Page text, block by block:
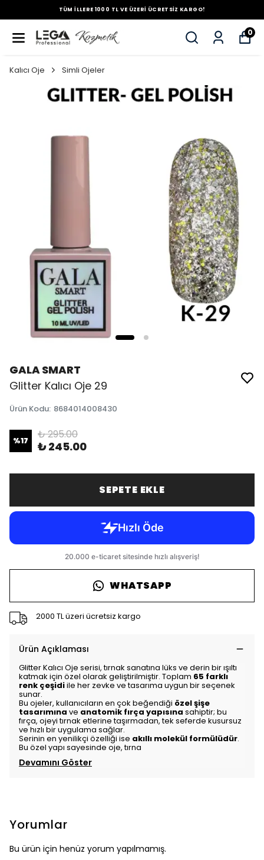
TÜM İLLERE 1000 TL VE ÜZERİ ÜCRETSİZ KARGO!
0
Kalıcı Oje Simli Ojeler
GALA SMART
Glitter Kalıcı Oje 29
Ürün Kodu: 8684014008430
%17 ₺ 295.00
₺ 245.00
SEPETE EKLE
WHATSAPP
2000 TL üzeri ücretsiz kargo
Ürün Açıklaması
Glitter Kalıcı Oje serisi, tırnak sanatına lüks ve derin bir ışıltı
katmak için özel olarak geliştirilmiştir. Toplam 65 farklı
renk çeşidiile her zevke ve tasarıma uygun bir seçenek
sunar.
Bu ojeler, kullanıcıların en çok beğendiği özel şişe
tasarımına ve anatomik fırça yapısına sahiptir; bu
fırça, ojeyi tırnak etlerine taşırmadan, tek seferde kusursuz
ve hızlı bir uygulama sağlar.
Serinin en yenilikçi özelliği ise akıllı molekül formülüdür.
Bu özel yapı sayesinde oje, tırna
Devamını Göster
Yorumlar
Bu ürün için henüz yorum yapılmamış.